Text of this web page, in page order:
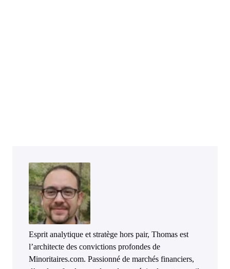
Esprit analytique et stratège hors pair, Thomas est
l’architecte des convictions profondes de
Minoritaires.com. Passionné de marchés financiers,